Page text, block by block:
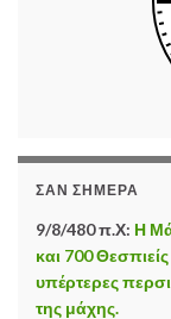
ΣΑΝ ΣΉΜΕΡΑ
9/8/480 π.Χ: Η
και 700
υπέρτερες
της μάχης.